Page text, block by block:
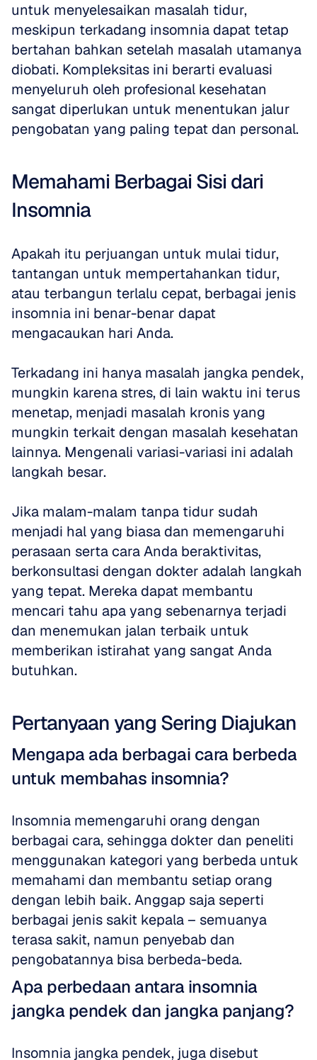
untuk menyelesaikan masalah tidur,
meskipun terkadang insomnia dapat tetap
bertahan bahkan setelah masalah utamanya
diobati. Kompleksitas ini berarti evaluasi
menyeluruh oleh profesional kesehatan
sangat diperlukan untuk menentukan jalur
pengobatan yang paling tepat dan personal.
Memahami Berbagai Sisi dari
Insomnia
Apakah itu perjuangan untuk mulai tidur,
tantangan untuk mempertahankan tidur,
atau terbangun terlalu cepat, berbagai jenis
insomnia ini benar-benar dapat
mengacaukan hari Anda.
Terkadang ini hanya masalah jangka pendek,
mungkin karena stres, di lain waktu ini terus
menetap, menjadi masalah kronis yang
mungkin terkait dengan masalah kesehatan
lainnya. Mengenali variasi-variasi ini adalah
langkah besar.
Jika malam-malam tanpa tidur sudah
menjadi hal yang biasa dan memengaruhi
perasaan serta cara Anda beraktivitas,
berkonsultasi dengan dokter adalah langkah
yang tepat. Mereka dapat membantu
mencari tahu apa yang sebenarnya terjadi
dan menemukan jalan terbaik untuk
memberikan istirahat yang sangat Anda
butuhkan.
Pertanyaan yang Sering Diajukan
Mengapa ada berbagai cara berbeda
untuk membahas insomnia?
Insomnia memengaruhi orang dengan
berbagai cara, sehingga dokter dan peneliti
menggunakan kategori yang berbeda untuk
memahami dan membantu setiap orang
dengan lebih baik. Anggap saja seperti
berbagai jenis sakit kepala – semuanya
terasa sakit, namun penyebab dan
pengobatannya bisa berbeda-beda.
Apa perbedaan antara insomnia
jangka pendek dan jangka panjang?
Insomnia jangka pendek, juga disebut